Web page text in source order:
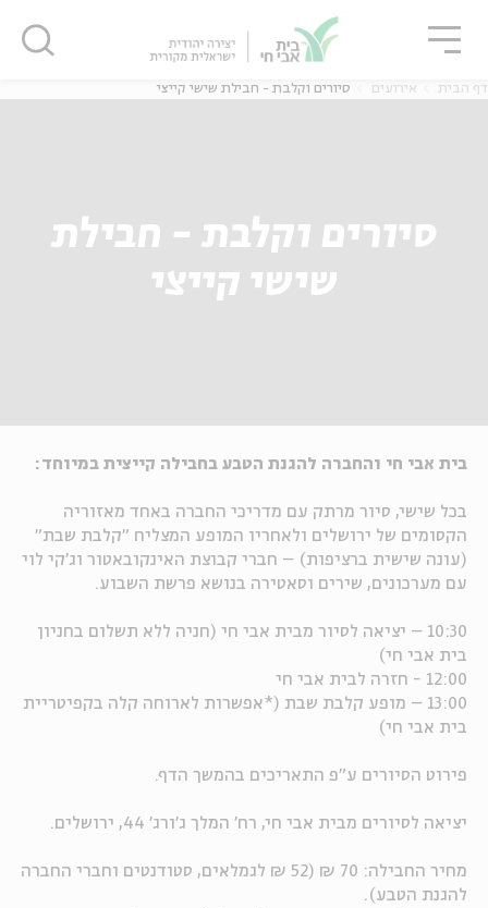
דף הבית אירועים סיורים וקלבת - חבילת שישי קייצי
סיורים וקלבת - חבילת
שישי קייצי
בית אבי חי והחברה להגנת הטבע בחבילה קייצית במיוחד:
בכל שישי, סיור מרתק עם מדריכי החברה באחד מאזוריה
הקסומים של ירושלים ולאחריו המופע המצליח "קלבת שבת"
(עונה שישית ברציפות) – חברי קבוצת האינקובאטור וג'קי לוי
עם מערכונים, שירים וסאטירה בנושא פרשת השבוע.
10:30 – יציאה לסיור מבית אבי חי (חניה ללא תשלום בחניון
בית אבי חי)
12:00 - חזרה לבית אבי חי
13:00 – מופע קלבת שבת (*אפשרות לארוחה קלה בקפיטריית
בית אבי חי)
פירוט הסיורים ע"פ התאריכים בהמשך הדף.
יציאה לסיורים מבית אבי חי, רח' המלך ג'ורג' 44, ירושלים.
מחיר החבילה: 70 ₪ (52 ₪ לגמלאים, סטודנטים וחברי החברה
להגנת הטבע).
סגור